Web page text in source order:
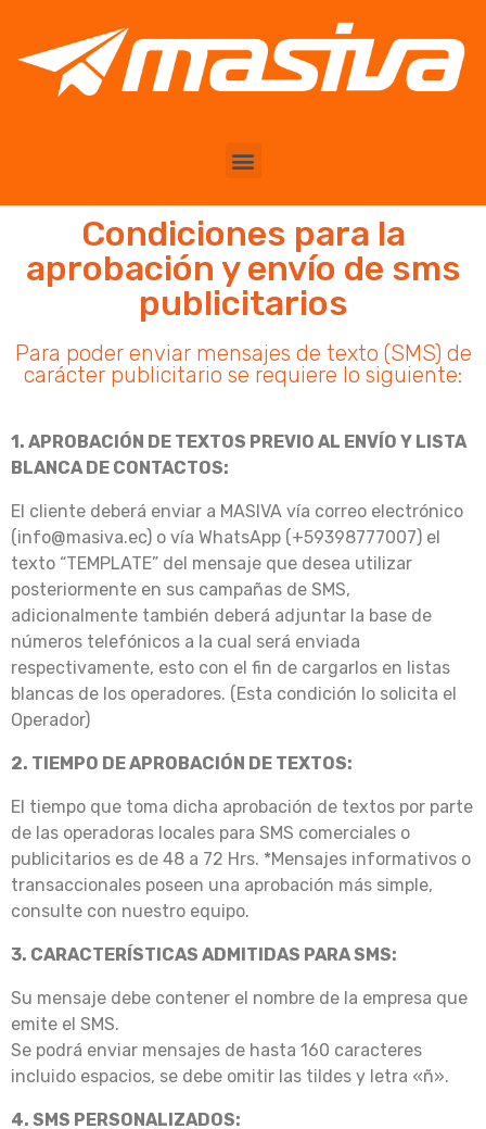
Condiciones para la
aprobación y envío de sms
publicitarios
Para poder enviar mensajes de texto (SMS) de
carácter publicitario se requiere lo siguiente:
1. APROBACIÓN DE TEXTOS PREVIO AL ENVÍO Y LISTA
BLANCA DE CONTACTOS:
El cliente deberá enviar a MASIVA vía correo electrónico
(info@masiva.ec) o vía WhatsApp (+59398777007) el
texto “TEMPLATE” del mensaje que desea utilizar
posteriormente en sus campañas de SMS,
adicionalmente también deberá adjuntar la base de
números telefónicos a la cual será enviada
respectivamente, esto con el fin de cargarlos en listas
blancas de los operadores. (Esta condición lo solicita el
Operador)
2. TIEMPO DE APROBACIÓN DE TEXTOS:
El tiempo que toma dicha aprobación de textos por parte
de las operadoras locales para SMS comerciales o
publicitarios es de 48 a 72 Hrs. *Mensajes informativos o
transaccionales poseen una aprobación más simple,
consulte con nuestro equipo.
3. CARACTERÍSTICAS ADMITIDAS PARA SMS:
Su mensaje debe contener el nombre de la empresa que
emite el SMS.
Se podrá enviar mensajes de hasta 160 caracteres
incluido espacios, se debe omitir las tildes y letra «ñ».
4. SMS PERSONALIZADOS: